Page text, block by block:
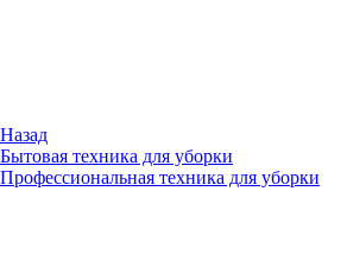
Назад
Бытовая техника для уборки
Профессиональная техника для уборки